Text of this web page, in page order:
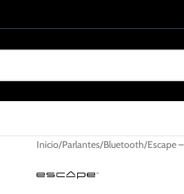
Inicio Parlantes Bluetooth Escape